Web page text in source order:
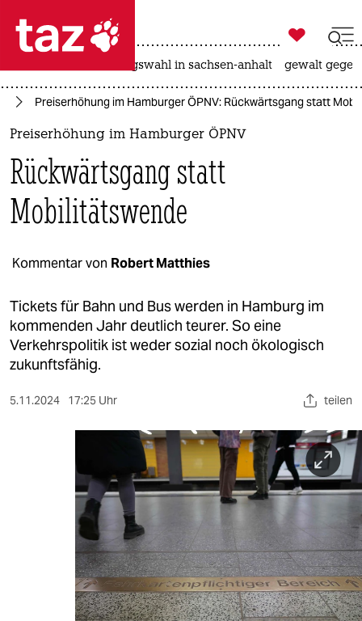
 taz zahl ich
taz zahl ich
politik
öko
gesellschaft
sport
berlin
nord
wahrheit
veranstaltungen
fragen & hilfe

taz zahl ich
landtagswahl in sachsen-anhalt gewalt
Preiserhöhung im Hamburger ÖPNV: Rückwärtsgang statt
Preiserhöhung im Hamburger ÖPNV
Rückwärtsgang statt
Mobilitätswende
Kommentar von Robert Matthies
Tickets für Bahn und Bus werden in Hamburg im
kommenden Jahr deutlich teurer. So eine
Verkehrspolitik ist weder sozial noch ökologisch
zukunftsfähig.
5.11.2024 17:25 Uhr teilen